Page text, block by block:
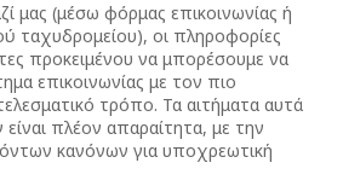
μας (μέσω φόρμας επικοινωνίας ή
ταχυδρομείου), οι πληροφορίες
προκειμένου να μπορέσουμε να
επικοινωνίας με τον πιο
τρόπο. Τα αιτήματα αυτά
πλέον απαραίτητα, με την
κανόνων για υποχρεωτική